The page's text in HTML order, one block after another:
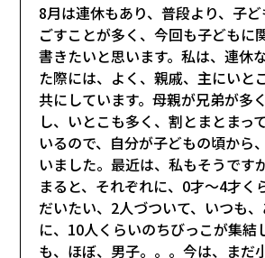
8月は連休もあり、普段より、子
ごすことが多く、今回も子どもに
書きたいと思います。私は、連休
た際には、よく、親戚、主にいと
共にしています。母親が兄弟が多
し、いとこも多く、割とまとまっ
いるので、自分が子どもの頃から
いました。最近は、私もそうです
まると、それぞれに、0才～4才く
だいたい、2人づついて、いつも
に、10人くらいのちびっこが集結
も、ほぼ、男子。。。今は、まだ